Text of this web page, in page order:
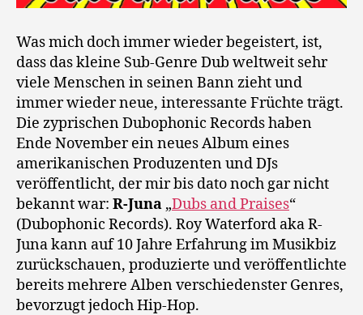
Was mich doch immer wieder begeistert, ist,
dass das kleine Sub-Genre Dub weltweit sehr
viele Menschen in seinen Bann zieht und
immer wieder neue, interessante Früchte trägt.
Die zyprischen Dubophonic Records haben
Ende November ein neues Album eines
amerikanischen Produzenten und DJs
veröffentlicht, der mir bis dato noch gar nicht
bekannt war: R-Juna „Dubs and Praises“
(Dubophonic Records). Roy Waterford aka R-
Juna kann auf 10 Jahre Erfahrung im Musikbiz
zurückschauen, produzierte und veröffentlichte
bereits mehrere Alben verschiedenster Genres,
bevorzugt jedoch Hip-Hop.